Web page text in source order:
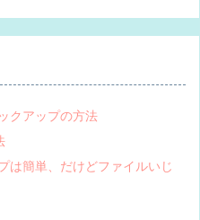
クアップの方法
は簡単、だけどファイルいじ